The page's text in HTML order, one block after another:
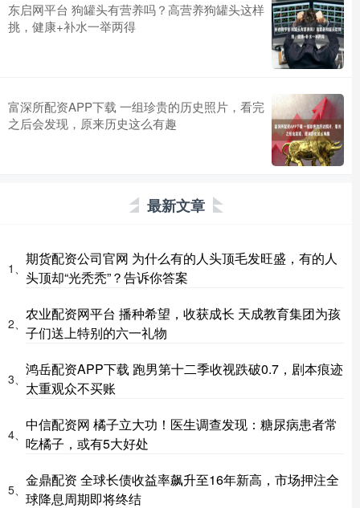
东启网平台 狗罐头有营养吗？高营养狗罐头这样
挑，健康+补水一举两得
富深所配资APP下载 一组珍贵的历史照片，看完
之后会发现，原来历史这么有趣
最新文章
1、
期货配资公司官网 为什么有的人头顶毛发旺盛，有的人
头顶却“光秃秃”？告诉你答案
2、
农业配资网平台 播种希望，收获成长 天成教育集团为孩
子们送上特别的六一礼物
3、
鸿岳配资APP下载 跑男第十二季收视跌破0.7，剧本痕迹
太重观众不买账
4、
中信配资网 橘子立大功！医生调查发现：糖尿病患者常
吃橘子，或有5大好处
5、
金鼎配资 全球长债收益率飙升至16年新高，市场押注全
球降息周期即将终结